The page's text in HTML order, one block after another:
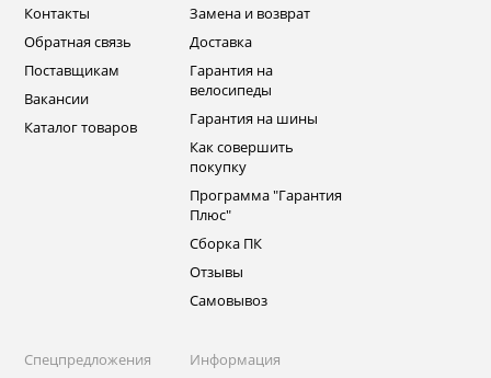
Контакты
Обратная связь
Поставщикам
Вакансии
Каталог товаров
Замена и возврат
Доставка
Гарантия на
велосипеды
Гарантия на шины
Как совершить
покупку
Программа "Гарантия
Плюс"
Сборка ПК
Отзывы
Самовывоз
Спецпредложения
Информация